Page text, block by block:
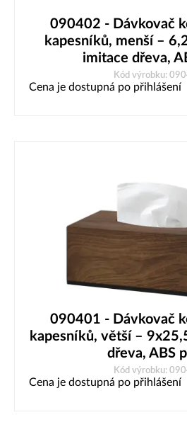
090402 - Dávkovač
kapesníků, menší –
imitace dřeva,
Kód výrobku:
Cena je dostupná po přihlášení
090401 - Dávkovač
kapesníků, větší –
dřeva, ABS
Kód výrobku:
Cena je dostupná po přihlášení